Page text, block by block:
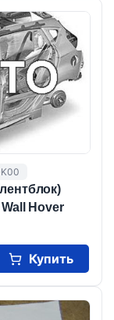
Hover
Купить